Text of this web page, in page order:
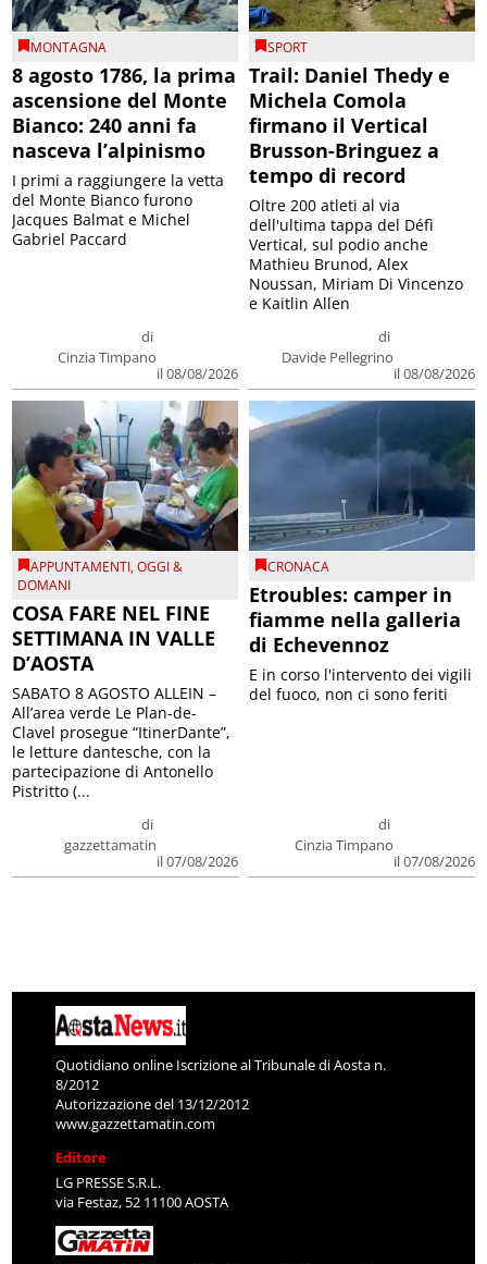
MONTAGNA
8 agosto 1786, la prima
ascensione del Monte
Bianco: 240 anni fa
nasceva l’alpinismo
di
Cinzia Timpano
il 08/08/2026
I primi a raggiungere la vetta
del Monte Bianco furono
Jacques Balmat e Michel
Gabriel Paccard
SPORT
Trail: Daniel Thedy e
Michela Comola
firmano il Vertical
Brusson-Bringuez a
tempo di record
di
Davide Pellegrino
il 08/08/2026
Oltre 200 atleti al via
dell'ultima tappa del Défì
Vertical, sul podio anche
Mathieu Brunod, Alex
Noussan, Miriam Di Vincenzo
e Kaitlin Allen
APPUNTAMENTI,OGGI &
DOMANI
COSA FARE NEL FINE
SETTIMANA IN VALLE
D’AOSTA
di
gazzettamatin
il 07/08/2026
SABATO 8 AGOSTO ALLEIN –
All’area verde Le Plan-de-
Clavel prosegue “ItinerDante”,
le letture dantesche, con la
partecipazione di Antonello
Pistritto (...
CRONACA
Etroubles: camper in
fiamme nella galleria
di Echevennoz
di
Cinzia Timpano
il 07/08/2026
E in corso l'intervento dei vigili
del fuoco, non ci sono feriti
Quotidiano online Iscrizione al Tribunale di Aosta n.
8/2012
Autorizzazione del 13/12/2012
www.gazzettamatin.com
Editore
LG PRESSE S.R.L.
via Festaz, 52 11100 AOSTA